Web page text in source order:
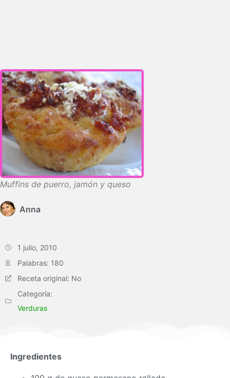
Muffins de puerro, jamón y queso
Anna
1 julio, 2010
Palabras: 180
Receta original: No
Categoría:
Verduras
Ingredientes